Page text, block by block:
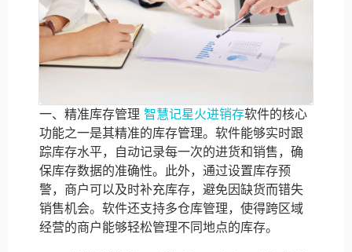
一、精准库存管理 智慧记星火进销存软件的核心
功能之一是其精准的库存管理。软件能够实时跟
踪库存水平，自动记录每一次的进货和销售，确
保库存数据的准确性。此外，通过设置库存预
警，商户可以及时补充库存，避免因缺货而错失
销售机会。软件还支持多仓库管理，使得跨区域
经营的商户能够轻松管理不同地点的库存。